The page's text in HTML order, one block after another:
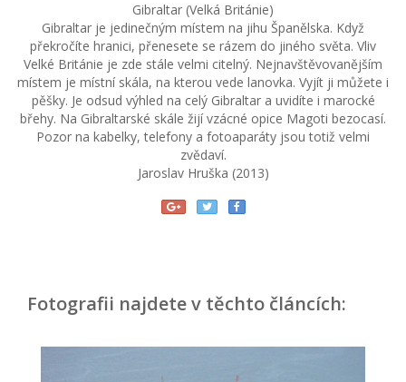
Gibraltar (Velká Británie)
Gibraltar je jedinečným místem na jihu Španělska. Když
překročíte hranici, přenesete se rázem do jiného světa. Vliv
Velké Británie je zde stále velmi citelný. Nejnavštěvovanějším
místem je místní skála, na kterou vede lanovka. Vyjít ji můžete i
pěšky. Je odsud výhled na celý Gibraltar a uvidíte i marocké
břehy. Na Gibraltarské skále žijí vzácné opice Magoti bezocasí.
Pozor na kabelky, telefony a fotoaparáty jsou totiž velmi
zvědaví.
Jaroslav Hruška (2013)
Fotografii najdete v těchto článcích: